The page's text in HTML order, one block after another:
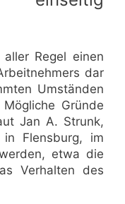
Regel einen
dar
Umständen
Gründe
Jan A. Strunk,
Flensburg, im
etwa die
Verhalten des